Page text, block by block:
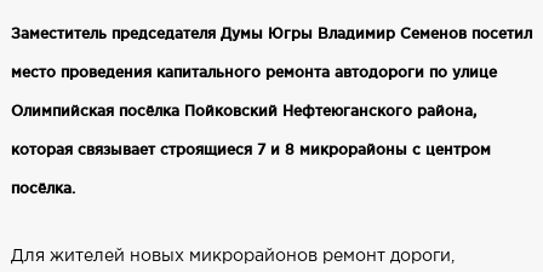
Заместитель председателя Думы Югры Владимир Семенов посетил
место проведения капитального ремонта автодороги по улице
Олимпийская посёлка Пойковский Нефтеюганского района,
которая связывает строящиеся 7 и 8 микрорайоны с центром
посёлка.
Для жителей новых микрорайонов ремонт дороги,